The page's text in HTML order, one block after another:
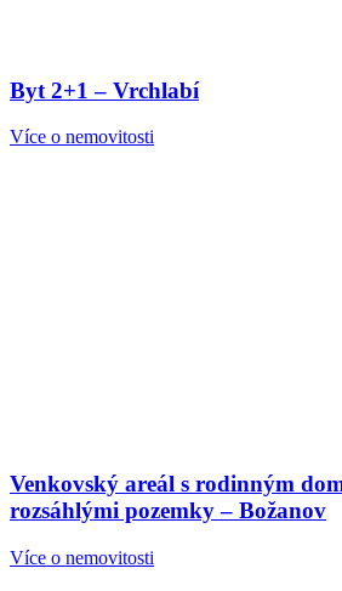
Byt 2+1 – Vrchlabí
Více o nemovitosti
Venkovský areál s rodinným
rozsáhlými pozemky – Božanov
Více o nemovitosti